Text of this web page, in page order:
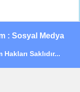
: Sosyal Medya
Saklıdır...